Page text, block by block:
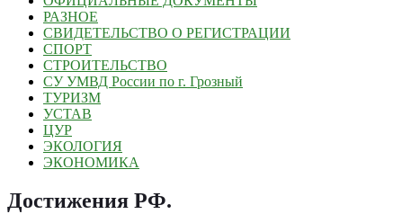
РАЗНОЕ
СВИДЕТЕЛЬСТВО О РЕГИСТРАЦИИ
СПОРТ
СТРОИТЕЛЬСТВО
СУ УМВД России по г. Грозный
ТУРИЗМ
УСТАВ
ЦУР
ЭКОЛОГИЯ
ЭКОНОМИКА
Достижения РФ.